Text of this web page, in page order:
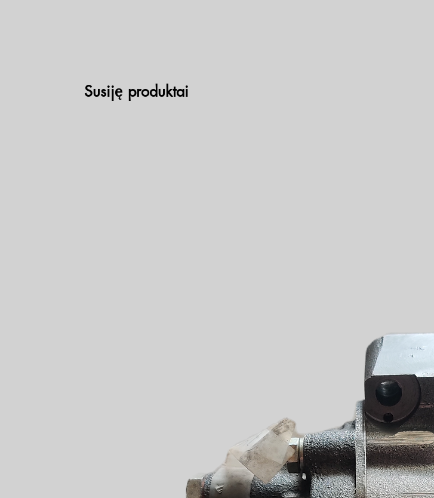
Susiję produktai